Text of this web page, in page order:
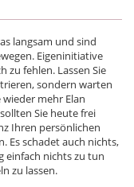
langsam und sind
Eigeninitiative
zu fehlen. Lassen Sie
sondern warten
wieder mehr Elan
Sie heute frei
Ihren persönlichen
Es schadet auch nichts,
einfach nichts zu tun
zu lassen.